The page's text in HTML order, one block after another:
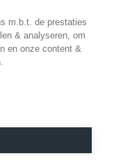
m.b.t. de prestaties
& analyseren, om
en onze content &